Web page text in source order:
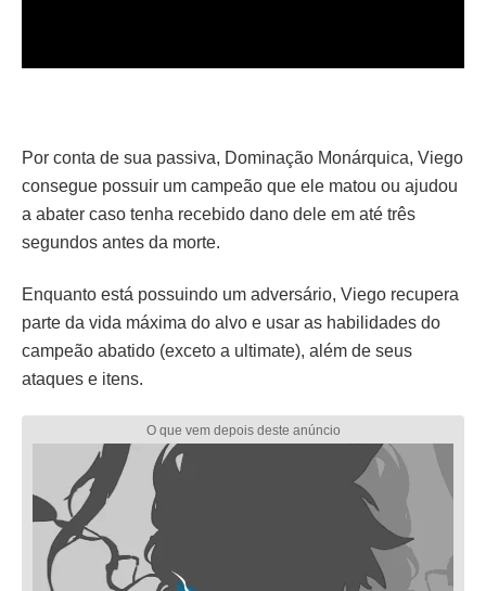
Por conta de sua passiva, Dominação Monárquica, Viego
consegue possuir um campeão que ele matou ou ajudou
a abater caso tenha recebido dano dele em até três
segundos antes da morte.
Enquanto está possuindo um adversário, Viego recupera
parte da vida máxima do alvo e usar as habilidades do
campeão abatido (exceto a ultimate), além de seus
ataques e itens.